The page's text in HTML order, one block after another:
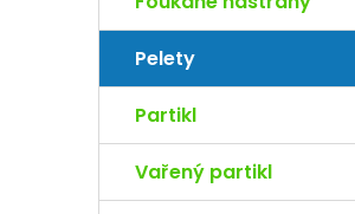
í
l
Pelety
Partikl
Vařený partikl